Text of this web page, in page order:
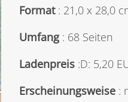
Format: 21,0 x 28,0
Umfang: 68 Seiten
Ladenpreis :D: 5,20
Erscheinungsweise :